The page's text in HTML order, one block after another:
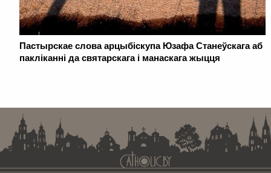
Пастырскае слова арцыбіскупа Юзафа Станеўскага аб
пакліканні да святарскага і манаскага жыцця